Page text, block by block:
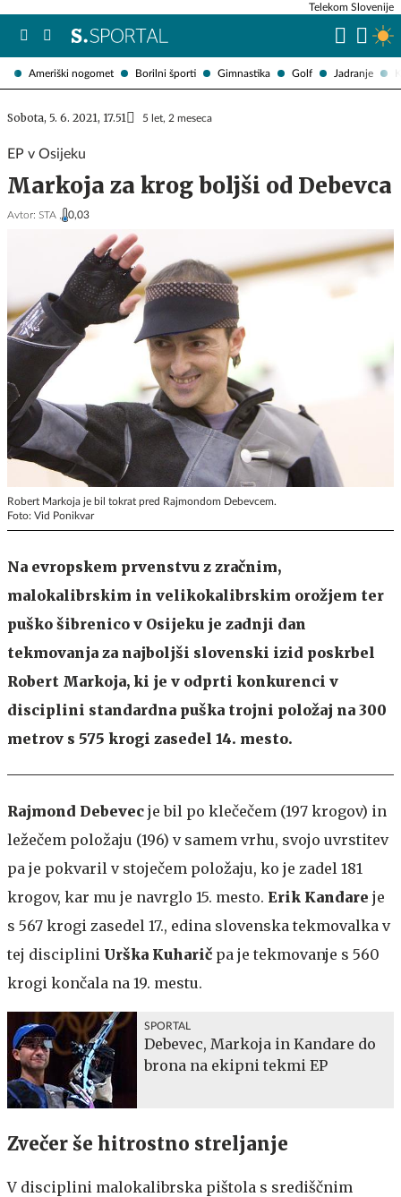
Ameriški nogomet Borilni športi Gimnastika Golf Jadranje
Telekom Slovenije
Sobota, 5. 6. 2021, 17.51 5 let, 2 meseca
EP v Osijeku
Markoja za krog boljši od Debevca
Avtor: STA , 0,03
Robert Markoja je bil tokrat pred Rajmondom Debevcem.
Foto: Vid Ponikvar
Na evropskem prvenstvu z zračnim,
malokalibrskim in velikokalibrskim orožjem ter
puško šibrenico v Osijeku je zadnji dan
tekmovanja za najboljši slovenski izid poskrbel
Robert Markoja, ki je v odprti konkurenci v
disciplini standardna puška trojni položaj na 300
metrov s 575 krogi zasedel 14. mesto.
Rajmond Debevec je bil po klečečem (197 krogov) in
ležečem položaju (196) v samem vrhu, svojo uvrstitev
pa je pokvaril v stoječem položaju, ko je zadel 181
krogov, kar mu je navrglo 15. mesto. Erik Kandare je
s 567 krogi zasedel 17., edina slovenska tekmovalka v
tej disciplini Urška Kuharič pa je tekmovanje s 560
krogi končala na 19. mestu.
SPORTAL
Debevec, Markoja in Kandare do
brona na ekipni tekmi EP
Zvečer še hitrostno streljanje
V disciplini malokalibrska pištola s središčnim